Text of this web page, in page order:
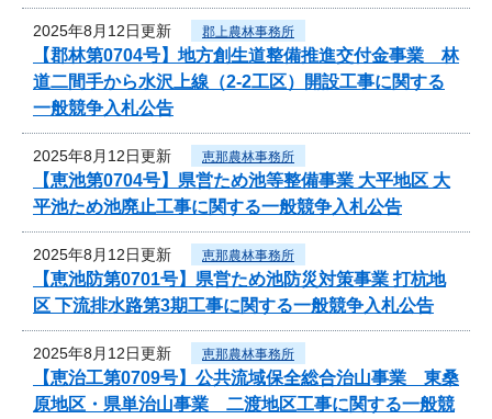
2025年8月12日更新 郡上農林事務所
【郡林第0704号】地方創生道整備推進交付金事業 林
道二間手から水沢上線（2-2工区）開設工事に関する
一般競争入札公告
2025年8月12日更新 恵那農林事務所
【恵池第0704号】県営ため池等整備事業 大平地区 大
平池ため池廃止工事に関する一般競争入札公告
2025年8月12日更新 恵那農林事務所
【恵池防第0701号】県営ため池防災対策事業 打杭地
区 下流排水路第3期工事に関する一般競争入札公告
2025年8月12日更新 恵那農林事務所
【恵治工第0709号】公共流域保全総合治山事業 東桑
原地区・県単治山事業 二渡地区工事に関する一般競